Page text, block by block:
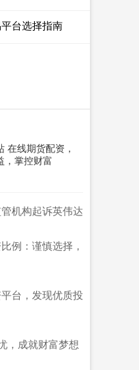
台选择指南
在线期货配资，
，掌控财富
机构起诉英伟达
例：谨慎选择，
台，发现优质投
，成就财富梦想